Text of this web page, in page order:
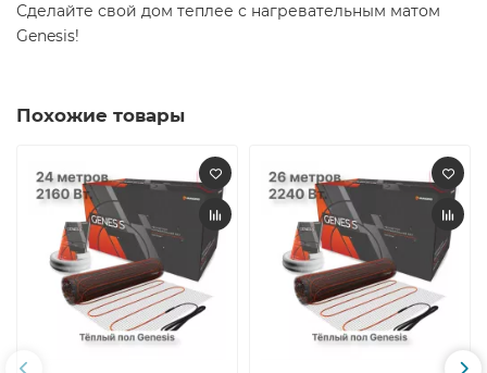
Сделайте свой дом теплее с нагревательным матом
Genesis!
Похожие товары